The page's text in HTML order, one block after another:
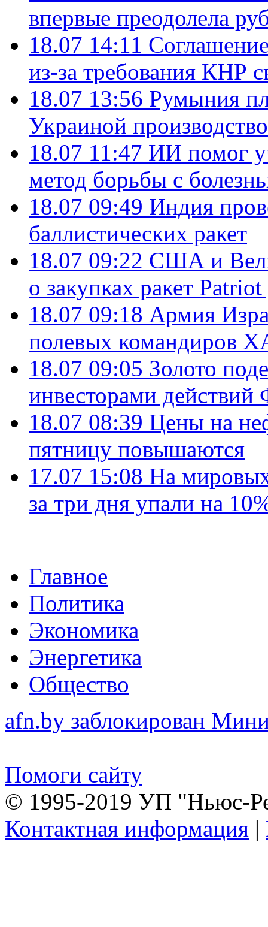
впервые преодолела
18.07 14:11
из-за требования КНР
18.07 13:56 Румыния
Украиной
18.07 11:47 ИИ помог
метод борьбы с
18.07 09:49 Индия
баллистических ракет
18.07 09:22 США и
о закупках ракет
18.07 09:18 Армия
полевых командиров
18.07 09:05 Золото
инвесторами
18.07 08:39 Цены на
пятницу повышаются
17.07 15:08 На
за три дня упали на
Главное
Политика
Экономика
Энергетика
Общество
afn.by заблокирован
Помоги сайту
© 1995-2019 УП "Ньюс-
Контактная информация |